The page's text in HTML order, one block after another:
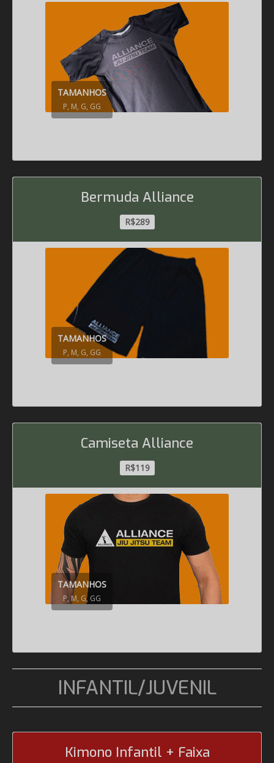
TAMANHOS
P, M, G, GG
Bermuda Alliance
R$289
TAMANHOS
P, M, G, GG
Camiseta Alliance
R$119
TAMANHOS
P, M, G, GG
INFANTIL/JUVENIL
Kimono Infantil + Faixa